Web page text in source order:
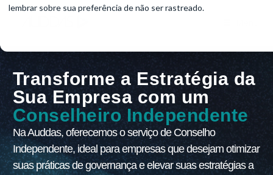
lembrar sobre sua preferência de não ser rastreado.
Transforme a Estratégia da
Sua Empresa com um
Conselheiro Independente
Na Auddas, oferecemos o serviço de Conselho
Independente, ideal para empresas que desejam otimizar
suas práticas de governança e elevar suas estratégias a